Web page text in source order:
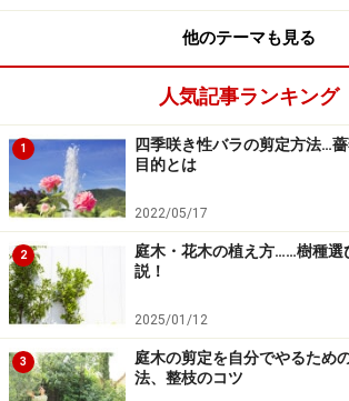
植え込みの際、埋め戻す土には腐葉土や堆
でおこう
幹の付け根部分が地表部より少し上に
中央部に土を盛って調節します。根鉢
布はそのままで構いません（ビニール
ないものは、取り除きます）。
木を据えつけたらその脇に支柱を立て、
ほど戻します。木を植えてから支柱を差
きに刺さって根を傷めることがあるの
う。また、幹に直接縄を掛けたりすると
他のテーマも見る
人気記事ランキング
1
四季咲き性バラの剪定方法…
目的とは
2022/05/17
2
庭木・花木の植え方……樹種選
説！
2025/01/12
3
庭木の剪定を自分でやるため
法、整枝のコツ